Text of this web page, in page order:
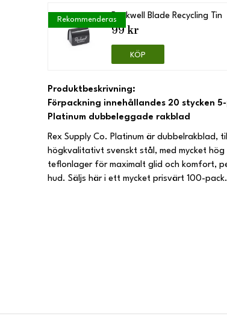
RekommenderasRockwell Blade Recycling Tin
99 kr
KÖP
Produktbeskrivning:
Förpackning innehållandes 20 stycken
Platinum dubbeleggade rakblad
Rex Supply Co. Platinum är dubbelrakblad,
högkvalitativt svenskt stål, med mycket
teflonlager för maximalt glid och komfort,
hud. Säljs här i ett mycket prisvärt 100-pack.